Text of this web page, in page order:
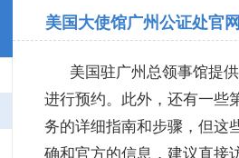
美国大使馆广州公证处官
美国驻广州总领事馆提供
进行预约。此外，还有一些
务的详细指南和步骤，但这
确和官方的信息，建议直接